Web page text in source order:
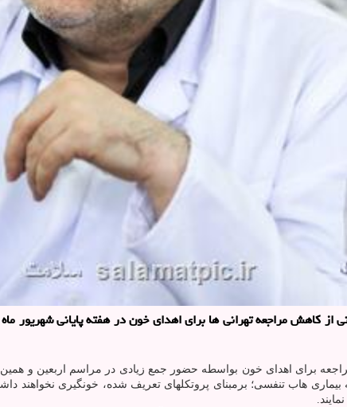
از کاهش مراجعه تهرانی ها برای اهدای خون در هفته پایانی شهریور
مراجعه برای اهدای خون بواسطه حضور جمع زیادی در مراسم اربعین و
به بیماری هاب تنفسی؛ برمبنای پروتکلهای تعریف شده، خونگیری نخواهند